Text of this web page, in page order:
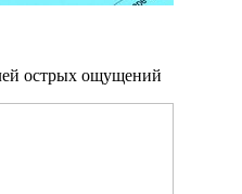
острых ощущений